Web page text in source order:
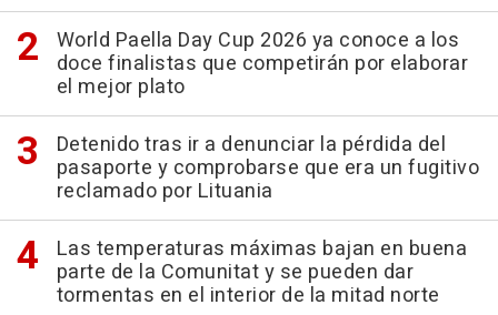
World Paella Day Cup 2026 ya conoce a los
doce finalistas que competirán por elaborar
el mejor plato
Detenido tras ir a denunciar la pérdida del
pasaporte y comprobarse que era un fugitivo
reclamado por Lituania
Las temperaturas máximas bajan en buena
parte de la Comunitat y se pueden dar
tormentas en el interior de la mitad norte